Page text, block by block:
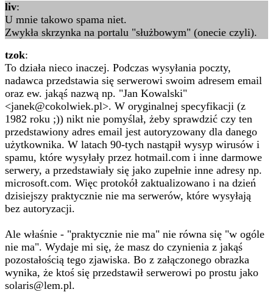
liv:
U mnie takowo spama niet.
Zwykła skrzynka na portalu "służbowym" (onecie czyli).
tzok:
To działa nieco inaczej. Podczas wysyłania poczty,
nadawca przedstawia się serwerowi swoim adresem email
oraz ew. jakąś nazwą np. "Jan Kowalski"
<janek@cokolwiek.pl>. W oryginalnej specyfikacji (z
1982 roku ;)) nikt nie pomyślał, żeby sprawdzić czy ten
przedstawiony adres email jest autoryzowany dla danego
użytkownika. W latach 90-tych nastąpił wysyp wirusów i
spamu, które wysyłały przez hotmail.com i inne darmowe
serwery, a przedstawiały się jako zupełnie inne adresy np.
microsoft.com. Więc protokół zaktualizowano i na dzień
dzisiejszy praktycznie nie ma serwerów, które wysyłają
bez autoryzacji.
Ale właśnie - "praktycznie nie ma" nie równa się "w ogóle
nie ma". Wydaje mi się, że masz do czynienia z jakąś
pozostałością tego zjawiska. Bo z załączonego obrazka
wynika, że ktoś się przedstawił serwerowi po prostu jako
solaris@lem.pl.